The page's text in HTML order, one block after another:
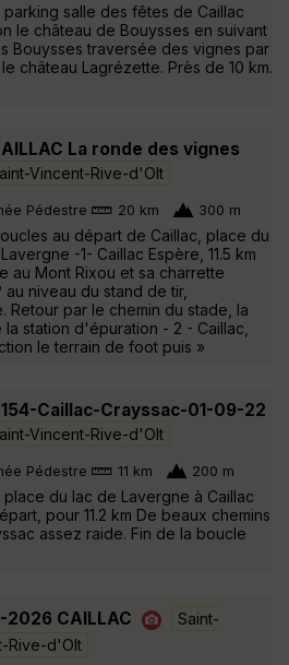
parking salle des fêtes de Caillac
le château de Bouysses en suivant
Bouysses traversée des vignes par
château Lagrézette. Près de 10 km.
La ronde des vignes
Vincent-Rive-d'Olt
Pédestre 20 km 300 m
au départ de Caillac, place du
-1- Caillac Espère, 11.5 km
au Mont Rixou et sa charrette
au niveau du stand de tir,
par le chemin du stade, la
station d'épuration - 2 - Caillac,
le terrain de foot puis »
Caillac-Crayssac-01-09-22
Vincent-Rive-d'Olt
Pédestre 11 km 200 m
place du lac de Lavergne à Caillac
pour 11.2 km De beaux chemins
assez raide. Fin de la boucle
CAILLAC
Saint-
Rive-d'Olt